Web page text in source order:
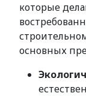
которые
основных